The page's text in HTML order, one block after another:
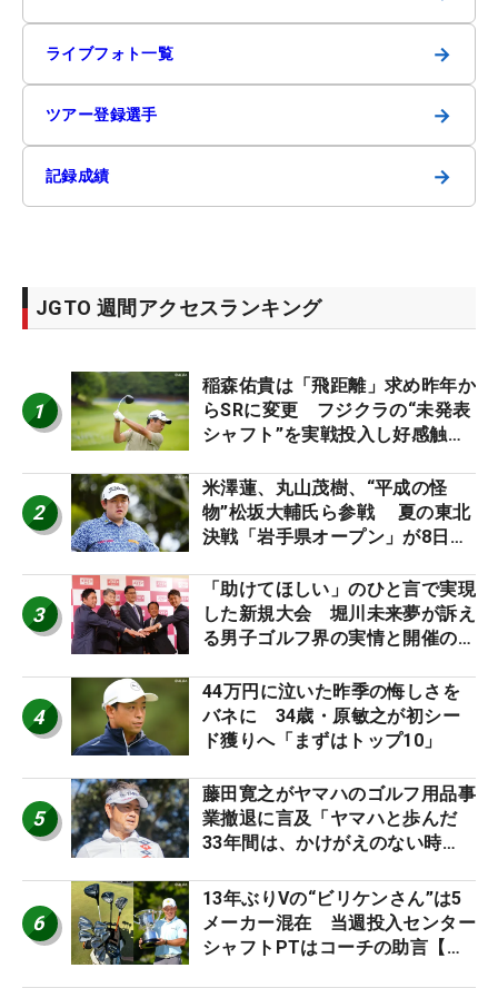
ライブフォト一覧 →
ツアー登録選手 →
記録成績 →
JGTO 週間アクセスランキング
1
稲森佑貴は「飛距離」求め昨年か
らSRに変更 フジクラの“未発表
シャフト”を実戦投入し好感触
ーのヒトネタ！】
2
米澤蓮、丸山茂樹、“平成の怪
物”松坂大輔氏ら参戦 夏の東北
決戦「岩手県オープン」が8日開
3
「助けてほしい」のひと言で実現
した新規大会 堀川未来夢が訴え
る男子ゴルフ界の実情と開催の舞
4
44万円に泣いた昨季の悔しさを
バネに 34歳・原敏之が初シー
ド獲りへ「まずはトップ10」
5
藤田寛之がヤマハのゴルフ用品事
業撤退に言及「ヤマハと歩んだ
33年間は、かけがえのない時
6
13年ぶりVの“ビリケンさん”は5
メーカー混在 当週投入センター
シャフトPTはコーチの助言【勝